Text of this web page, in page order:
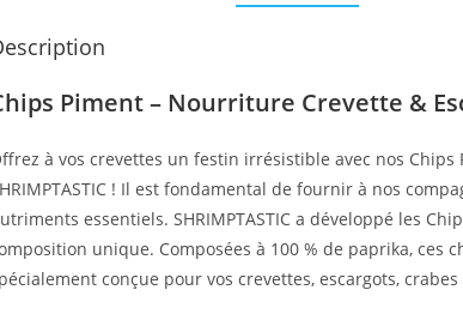
Piment – Nourriture Crevette &
à vos crevettes un festin irrésistible avec nos
! Il est fondamental de fournir à nos
essentiels. SHRIMPTASTIC a développé les
unique. Composées à 100 % de paprika,
conçue pour vos crevettes, escargots,